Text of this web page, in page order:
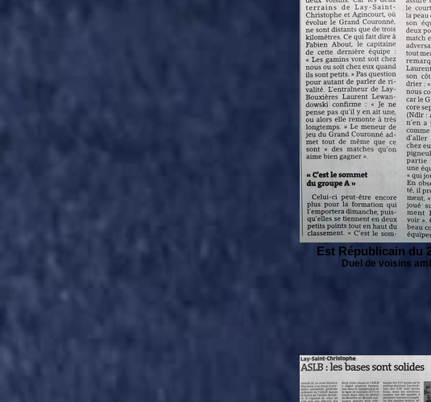
Est Républicain du
Duel de voisins